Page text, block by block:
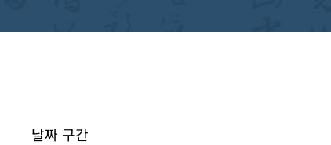
날짜 구간